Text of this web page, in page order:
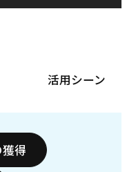
活用シーン
得